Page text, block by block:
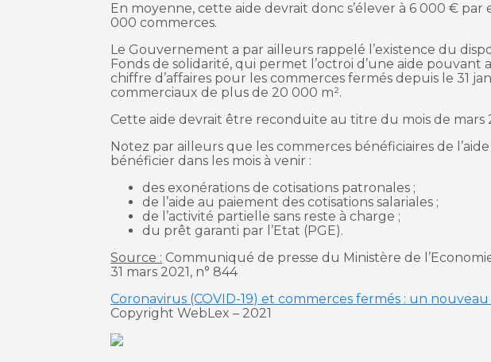
En moyenne, cette aide devrait donc s’élever à 6 000 €
000 commerces.
Le Gouvernement a par ailleurs rappelé l’existence du
Fonds de solidarité, qui permet l’octroi d’une aide
chiffre d’affaires pour les commerces fermés depuis le 31
commerciaux de plus de 20 000 m².
Cette aide devrait être reconduite au titre du mois de mars
Notez par ailleurs que les commerces bénéficiaires de
bénéficier dans les mois à venir :
des exonérations de cotisations patronales ;
de l’aide au paiement des cotisations salariales ;
de l’activité partielle sans reste à charge ;
du prêt garanti par l’Etat (PGE).
Source : Communiqué de presse du Ministère de
31 mars 2021, n° 844
Coronavirus (COVID-19) et commerces fermés : un
Copyright WebLex – 2021